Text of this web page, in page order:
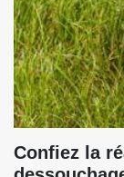
Confiez la